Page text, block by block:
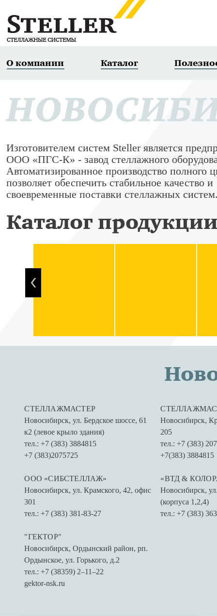
О компании Каталог
Изготовителем систем Steller является
ООО «ПГС-К» - завод стеллажного
Автоматизированное производство полного
позволяет обеспечить стабильное качество и
своевременные поставки стеллажных
Каталог
СТЕЛЛАЖМАСТЕР
Новосибирск,ул. Бердское шоссе, 61
к2 (левое крыло здания)
тел.: +7 (383) 3884815
+7 (383)2075725
Новосибирск,
205
тел.: +7 (383)
+7(383) 3884815
ООО «СИБСТЕЛЛАЖ»
Новосибирск,ул. Крамского, 42, офис
301
тел.: +7 (383) 381-83-27
«ВТД &
Новосибирск,
(корпуса 1,2,4)
тел.: +7 (383)
"ГЕКТОР"
Новосибирск,Ордынский район, рп.
Ордынское, ​ул. Горького, д.2​
тел.: +7 (38359) 2‒11‒22
gektor-nsk.ru